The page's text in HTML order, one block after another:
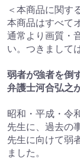
＜本商品に関す
本商品はすべて
通常より画質・
い。つきまして
弱者が強者を倒
弁護士河合弘之
昭和・平成・令
先生に、過去の
先生に向けて弱
ました。